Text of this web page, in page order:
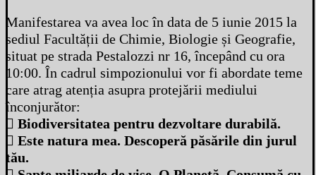
Manifestarea va avea loc în data de 5 iunie 2015 la
sediul Facultății de Chimie, Biologie și Geografie,
situat pe strada Pestalozzi nr 16, începând cu ora
10:00. În cadrul simpozionului vor fi abordate teme
care atrag atenția asupra protejării mediului
înconjurător:
 Biodiversitatea pentru dezvoltare durabilă.
 Este natura mea. Descoperă păsările din jurul
tău.